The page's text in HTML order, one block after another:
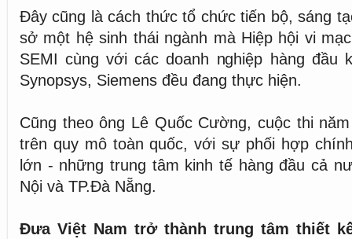
Đây cũng là cách thức tổ chức tiến bộ, sáng
sở một hệ sinh thái ngành mà Hiệp hội vi
SEMI cùng với các doanh nghiệp hàng đầu
Synopsys, Siemens đều đang thực hiện.
Cũng theo ông Lê Quốc Cường, cuộc thi
trên quy mô toàn quốc, với sự phối hợp
lớn - những trung tâm kinh tế hàng đầu cả
Nội và TP.Đà Nẵng.
Đưa Việt Nam trở thành trung tâm thiết